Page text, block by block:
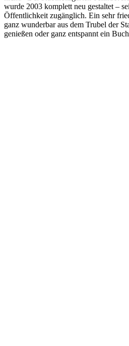
wurde 2003 komplett neu gestaltet –
Öffentlichkeit zugänglich. Ein sehr
ganz wunderbar aus dem Trubel der
genießen oder ganz entspannt ein